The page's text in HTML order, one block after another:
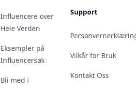
Influencere over
Hele Verden
Eksempler på
Influencersøk
Bli med i
Support
Vilkår for Bruk
Kontakt Oss